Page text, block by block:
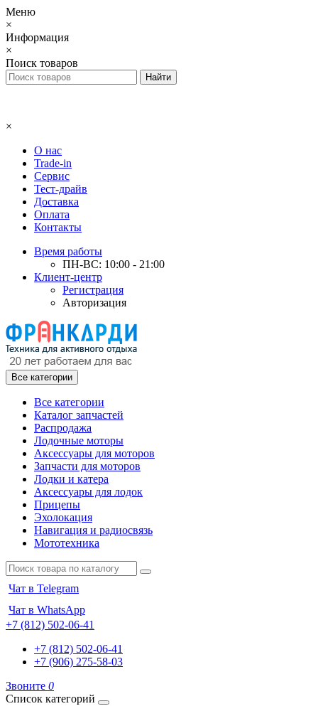
Меню
×
Информация
×
Поиск товаров
×
О нас
Trade-in
Сервис
Тест-драйв
Доставка
Оплата
Контакты
Время работы
ПН-ВС: 10:00 - 21:00
Клиент-центр
Регистрация
Авторизация
Все категории
Все категории
Каталог запчастей
Распродажа
Лодочные моторы
Аксессуары для моторов
Запчасти для моторов
Лодки и катера
Аксессуары для лодок
Прицепы
Эхолокация
Навигация и радиосвязь
Мототехника
Чат в Telegram
Чат в WhatsApp
+7 (812) 502-06-41
+7 (812) 502-06-41
+7 (906) 275-58-03
Звоните 0
Список категорий